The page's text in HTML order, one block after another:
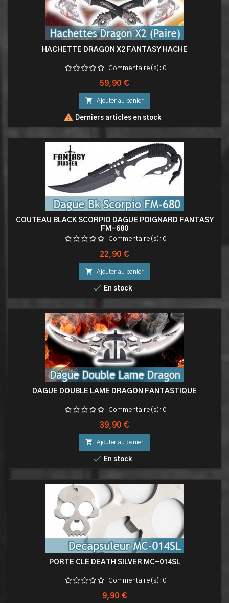
HACHETTE DRAGON X2 FANTASY HACHE
Commentaire(s): 0
Prix
59,90 €
 Ajouter au panier
 Derniers articles en stock
COUTEAU BLACK SCORPIO DAGUE POIGNARD FANTASY
FM-680
Commentaire(s): 0
Prix
22,90 €
 Ajouter au panier
 En stock
DAGUE DOUBLE LAME DRAGON FANTASTIQUE
Commentaire(s): 0
Prix
39,90 €
 Ajouter au panier
 En stock
PORTE CLÉ DEATH SILVER MC-014SL
Commentaire(s): 0
Prix
9,90 €